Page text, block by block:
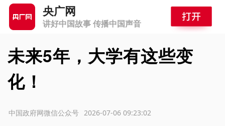
央广网
讲好中国故事 传播中国声音
未来5年，大学有这些变
化！
2026-07-06 09:23:02
中国政府网微信公众号